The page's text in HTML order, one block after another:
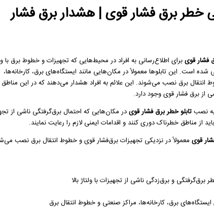
خطر برق فشار قوی | هشدار برق فشار
فشار قویبرای اطلاع‌رسانی به افراد در محیط‌هایی که تجهیزات و خطوط برق با
شده است. این تابلوها معمولاً در مکان‌هایی مانند ایستگاه‌های برق، کارخانه‌ها،
انتقال برق نصب می‌شوند. این علائم به افراد هشدار می‌دهند که در این مناطق
از برق فشار قوی وجود دارد.
نصبتابلو خطر برق فشار قویدر مکان‌هایی که احتمال برق‌گرفتگی ناشی از
از مناطق خطرناک دوری کنند و اقدامات ایمنی لازم را رعایت نمایند.
قویمعمولاً در نزدیکی تجهیزات برق‌فشار قوی و خطوط انتقال برق نصب
برق‌گرفتگی و برق‌زدگی ناشی از تجهیزات با ولتاژ بالا
برق، کارخانه‌ها، مراکز صنعتی و خطوط انتقال برق